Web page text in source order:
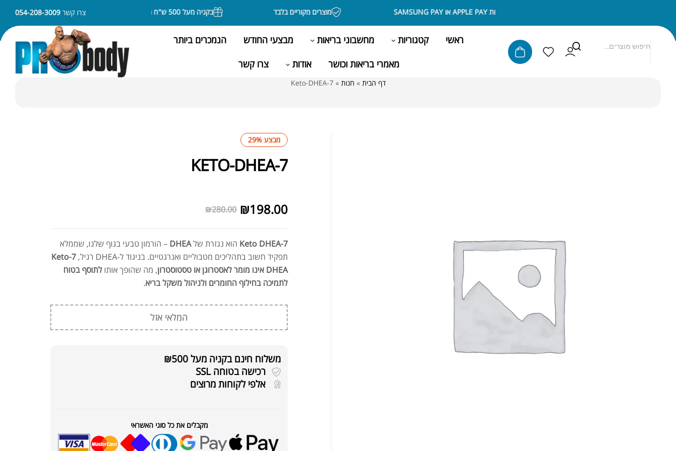
מוצרים מקוריים בלבד בקניה מעל 500 ש"ח משלוח חינם ניתן לשלם באמצעות APPLE PAY או SAMSUNG PAYצרו קשר 054-208-3009
ראשי קטגוריות מחשבוני בריאות מבצעי החודש
הנמכרים ביותר
מאמרי בריאות וכושר
אודות צרו קשר
דף הבית » חנות »
7-Keto-DHEA
מבצע 29%
7-KETO-DHEA
₪280.00 ₪198.00
7-Keto DHEA הוא נגזרת שלDHEA – הורמון טבעי בגוף שלנו, שממלא
תפקיד חשוב בתהליכים מטבוליים ואנרגטיים. בניגוד ל-DHEA רגיל,
7-Keto
DHEA אינו מומר לאסטרוגן או טסטוסטרון
, מה שהופך אותו לתוסף בטוח
לתמיכה בחילוף החומרים ולניהול משקל בריא.
המלאי אזל
משלוח חינם בקניה מעל ₪500
רכישה בטוחה SSL
אלפי לקוחות מרוצים
מקבלים את כל סוגי האשראי
אבקת חלבון כשרה